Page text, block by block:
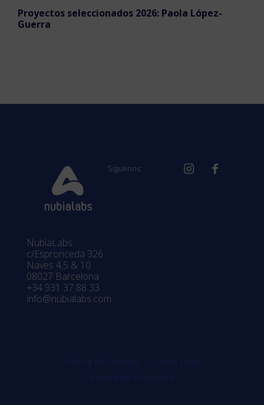
Proyectos seleccionados 2026: Paola López-
Guerra
Síguenos:
NubiaLabs
c/Espronceda 326
Naves 4,5 & 10
08027 Barcelona
+34 931 37 88 33
info@nubialabs.com
Política de Cookies
Aviso Legal
Política de Privacidad